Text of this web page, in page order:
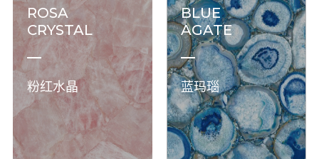
纯色系列 SOLID COLOR COLLECTION
1600x3200x12mm
1200x2780x6mm
1200x2800x6mm
金丝绒
钻粉干粒+色胚
细腻面
干粒柔抛（真石光）
ROSA
CRYSTAL
粉红水晶
BLUE
AGATE
蓝玛瑙